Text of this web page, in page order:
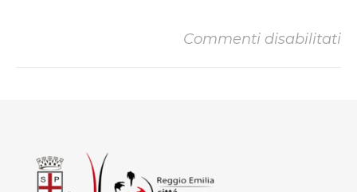
Commenti disabilitati